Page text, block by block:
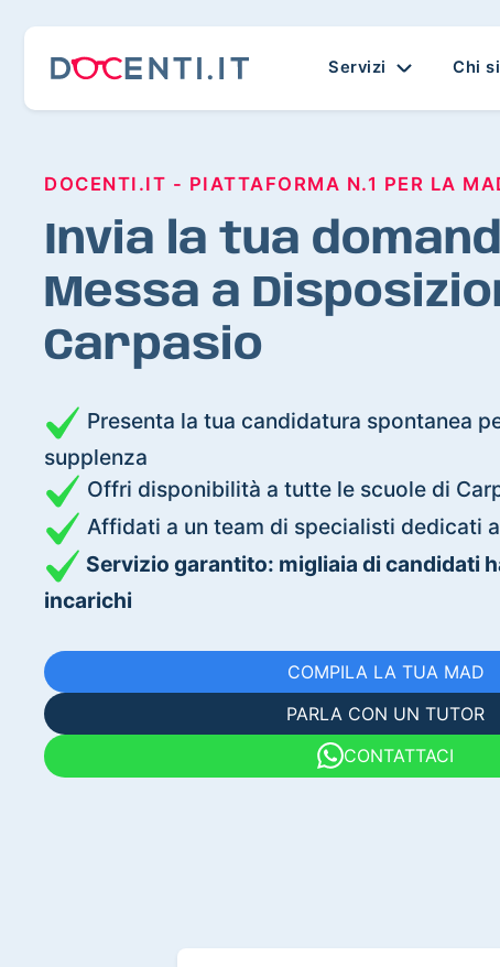
Servizi Chi
DOCENTI.IT - PIATTAFORMA N.1 PER LA
Invia la tua
Messa a
Carpasio
Presenta la tua candidatura spontanea
supplenza
Offri disponibilità a tutte le scuole di
Affidati a un team di specialisti dedicati
Servizio garantito: migliaia di candidati
incarichi
COMPILA LA TUA MAD
PARLA CON UN TUTOR
CONTATTACI